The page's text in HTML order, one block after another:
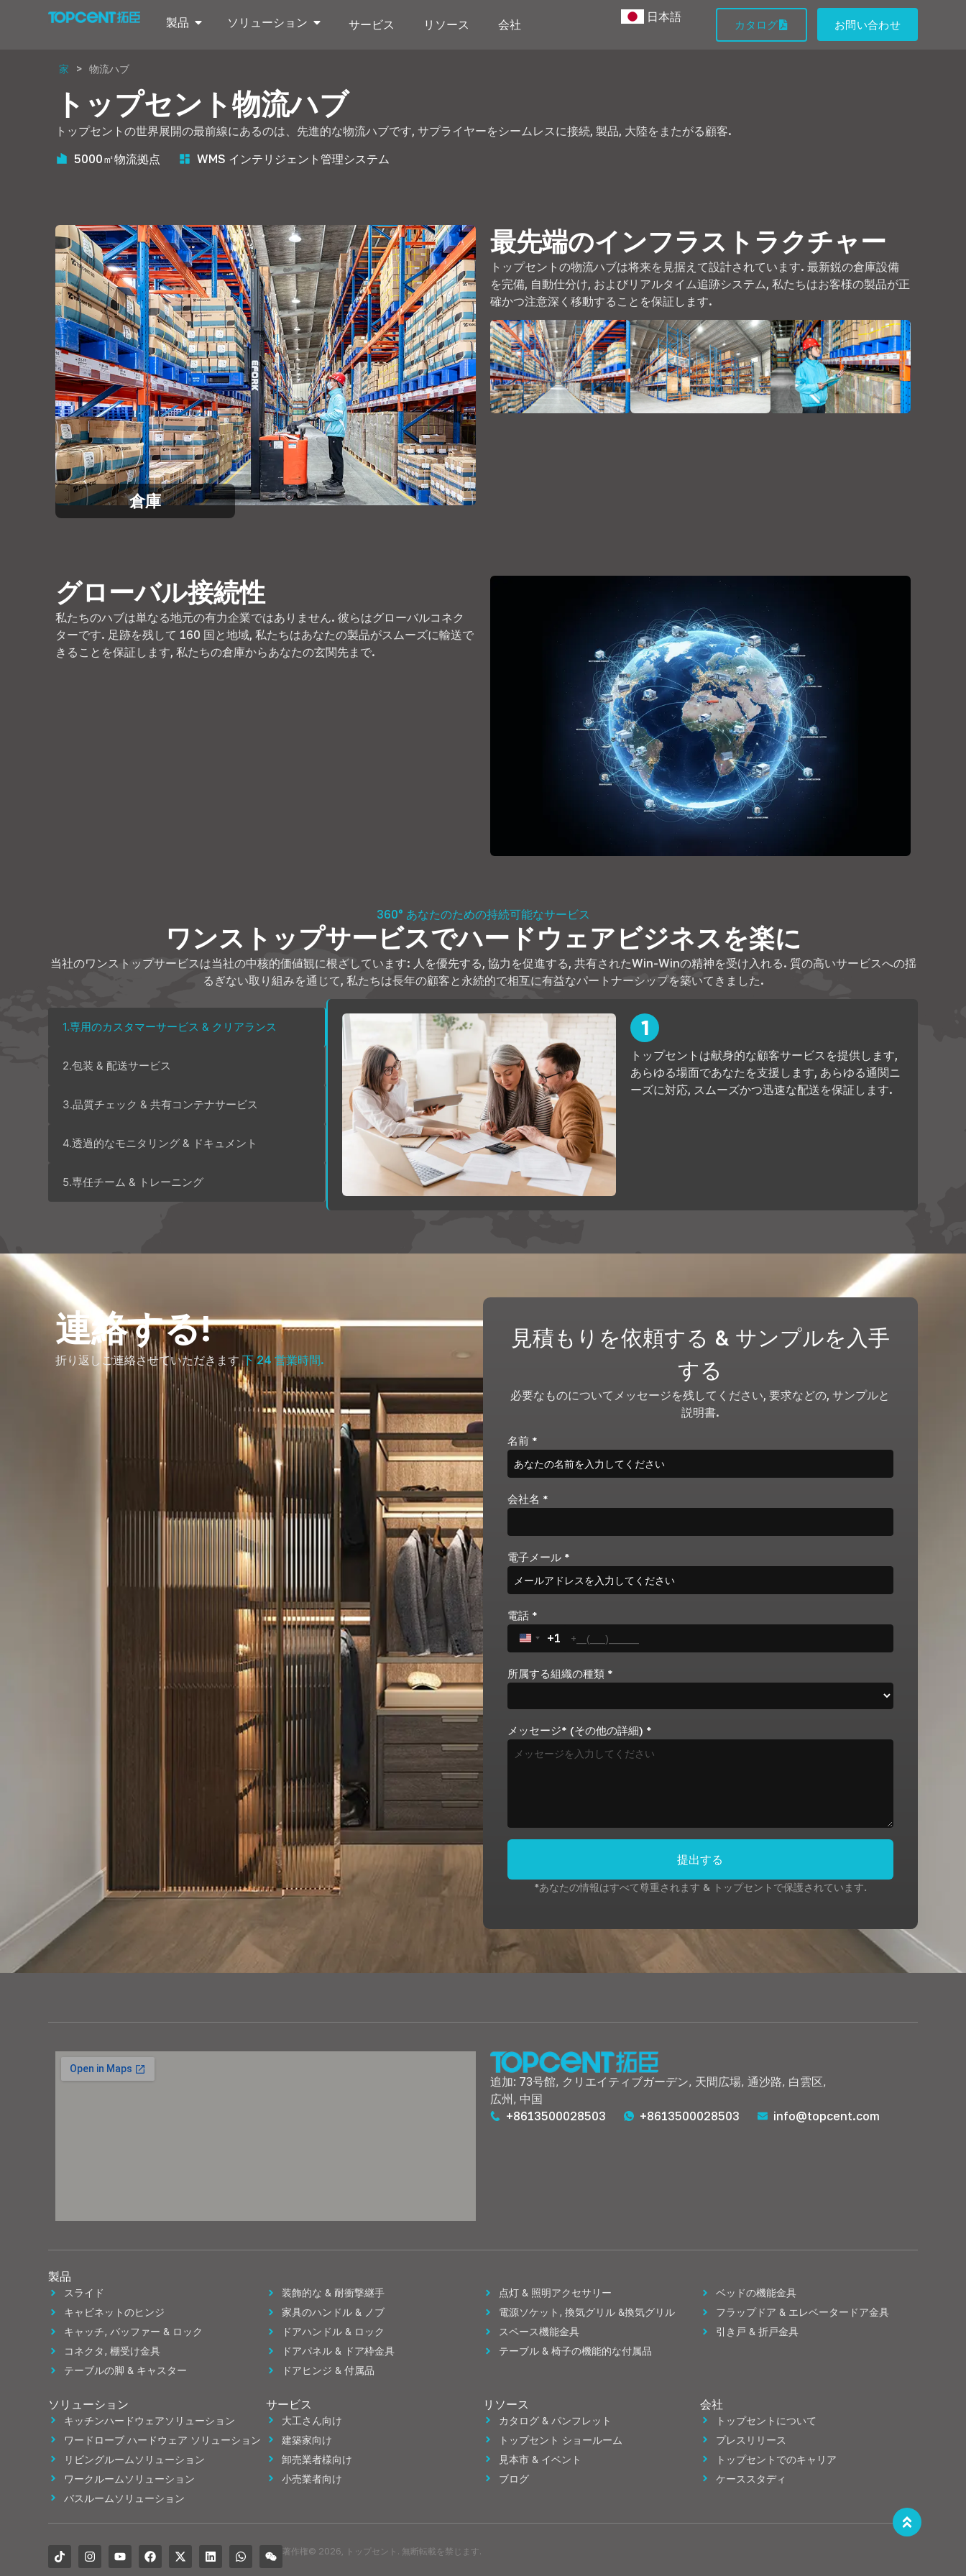
製品 ソリューション サービス リソース 会社
日本語
カタログ お問い合わせ
家 > 物流ハブ
トップセント物流ハブ
トップセントの世界展開の最前線にあるのは、先進的な物流ハブです, サプライヤーをシームレスに接続, 製品, 大陸をまたがる顧客.
5000㎡物流拠点
WMS インテリジェント管理システム
倉庫
最先端のインフラストラクチャー
トップセントの物流ハブは将来を見据えて設計されています. 最新鋭の倉庫設備
を完備, 自動仕分け, およびリアルタイム追跡システム, 私たちはお客様の製品が正
確かつ注意深く移動することを保証します.
グローバル接続性
私たちのハブは単なる地元の有力企業ではありません. 彼らはグローバルコネク
ターです. 足跡を残して 160 国と地域, 私たちはあなたの製品がスムーズに輸送で
きることを保証します, 私たちの倉庫からあなたの玄関先まで.
360° あなたのための持続可能なサービス
ワンストップサービスでハードウェアビジネスを楽に
当社のワンストップサービスは当社の中核的価値観に根ざしています: 人を優先する, 協力を促進する, 共有されたWin-Winの精神を受け入れる. 質の高いサービスへの揺
るぎない取り組みを通じて, 私たちは長年の顧客と永続的で相互に有益なパートナーシップを築いてきました.
1.専用のカスタマーサービス & クリアランス
2.包装 & 配送サービス
3.品質チェック & 共有コンテナサービス
4.透過的なモニタリング & ドキュメント
5.専任チーム & トレーニング
トップセントは献身的な顧客サービスを提供します,
あらゆる場面であなたを支援します, あらゆる通関ニ
ーズに対応, スムーズかつ迅速な配送を保証します.
連絡する!
折り返しご連絡させていただきます下 24 営業時間.
見積もりを依頼する & サンプルを入手
する
必要なものについてメッセージを残してください, 要求などの, サンプルと
説明書.
名前 *
会社名 *
電子メール *
電話 *
United States +1
+1
所属する組織の種類 *
メッセージ* (その他の詳細) *
提出する
*あなたの情報はすべて尊重されます & トップセントで保護されています.
追加: 73号館, クリエイティブガーデン, 天間広場, 通沙路, 白雲区,
広州, 中国
+8613500028503
+8613500028503 info@topcent.com
製品
スライド
キャビネットのヒンジ
キャッチ, バッファー & ロック
コネクタ, 棚受け金具
テーブルの脚 & キャスター
装飾的な & 耐衝撃継手
家具のハンドル & ノブ
ドアハンドル & ロック
ドアパネル & ドア枠金具
ドアヒンジ & 付属品
点灯 & 照明アクセサリー
電源ソケット, 換気グリル &換気グリル
スペース機能金具
テーブル & 椅子の機能的な付属品
ベッドの機能金具
フラップドア & エレベータードア金具
引き戸 & 折戸金具
ソリューション
キッチンハードウェアソリューション
ワードローブ ハードウェア ソリューション
リビングルームソリューション
ワークルームソリューション
バスルームソリューション
サービス
大工さん向け
建築家向け
卸売業者様向け
小売業者向け
リソース
カタログ & パンフレット
トップセント ショールーム
見本市 & イベント
ブログ
会社
トップセントについて
プレスリリース
トップセントでのキャリア
ケーススタディ
著作権© 2026, トップセント. 無断転載を禁じます.